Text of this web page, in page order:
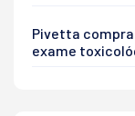
Pivetta compra
exame